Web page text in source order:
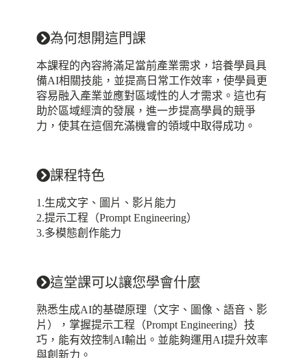
為何想開這門課
本課程的內容將滿足當前產業需求，培養學員具
備AI相關技能，並提高日常工作效率，使學員更
容易融入產業並應對區域性的人才需求。這也有
助於區域經濟的發展，進一步提高學員的競爭
力，使其在這個充滿機會的領域中取得成功。
課程特色
1.生成文字、圖片、影片能力
2.提示工程（Prompt Engineering）
3.多模態創作能力
這堂課可以讓您學會什麼
熟悉生成AI的基礎原理（文字、圖像、語音、影
片），掌握提示工程（Prompt Engineering）技
巧，能有效控制AI輸出。並能夠運用AI提升效率
與創新力。